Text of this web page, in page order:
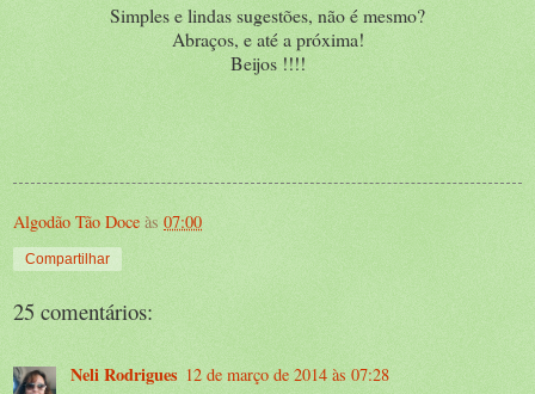
Simples e lindas sugestões, não é mesmo?
Abraços, e até a próxima!
Beijos !!!!
Algodão Tão Doce às 07:00
Compartilhar
25 comentários:
Neli Rodrigues 12 de março de 2014 às 07:28